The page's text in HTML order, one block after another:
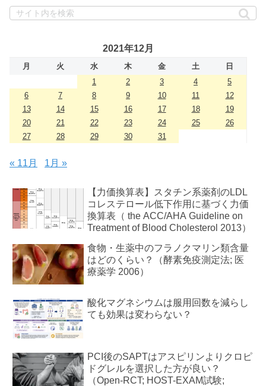
2021年12月
月 火 水 木 金 土
日
1
2 3 4
5
6
7 8 9 10 11
12
13
14 15 16 17 18
19
20
21 22 23 24 25
26
27
28 29 30 31
« 11月 1月 »
【力価換算表】スタチン系薬剤のLDL
コレステロール低下作用に基づく力価
換算表（ the ACC/AHA Guideline on
Treatment of Blood Cholesterol 2013）
食物・生薬中のフラノクマリン類含量
はどのくらい？（酵素免疫測定法; 医
療薬学 2006）
酸化マグネシウムは服用回数を減らし
ても効果は変わらない？
PCI後のSAPTはアスピリンよりクロピ
ドグレルを選択した方が良い？
（Open-RCT; HOST-EXAM試験;